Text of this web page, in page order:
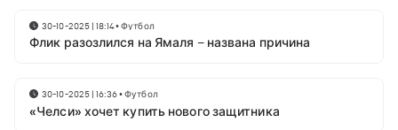
30-10-2025 | 18:14•Футбол
Флик разозлился на Ямаля – названа причина
30-10-2025 | 16:36•Футбол
«Челси» хочет купить нового защитника